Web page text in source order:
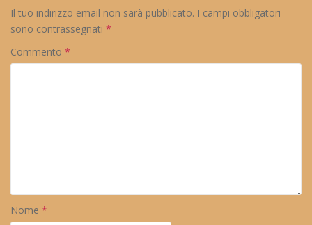
Il tuo indirizzo email non sarà pubblicato. I campi obbligatori
sono contrassegnati *
Commento *
Nome *